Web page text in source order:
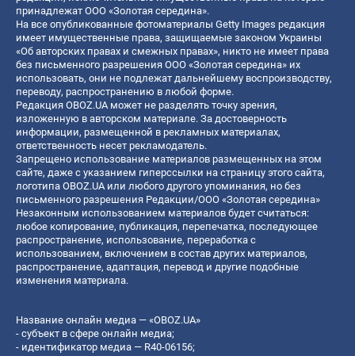
принадлежат ООО «Золотая середина».
На все опубликованные фотоматериалы Getty Images редакция
имеет имущественные права, защищаемые законом Украины
«Об авторских правах и смежных правах», никто не имеет права
без письменного разрешения ООО «Золотая середина» их
использовать, они не подлежат дальнейшему воспроизводству,
переводу, распространению в любой форме.
Редакция OBOZ.UA может не разделять точку зрения,
изложенную в авторском материале. За достоверность
информации, размещенной в рекламных материалах,
ответственность несет рекламодатель.
Запрещено использование материалов размещенных на этом
сайте, даже с указанием гиперссылки на страницу этого сайта,
логотипа OBOZ.UA или любого другого упоминания, но без
письменного разрешения Редакции/ООО «Золотая середина»
Незаконным использованием материалов будет считаться:
любое копирование, публикация, перепечатка, последующее
распространение, использование, переработка с
использованием, включением в состав других материалов,
распространение, адаптация, перевод и другие подобные
изменения материала.
Название онлайн медиа — «OBOZ.UA»
- субъект в сфере онлайн медиа;
- идентификатор медиа — R40-06156;